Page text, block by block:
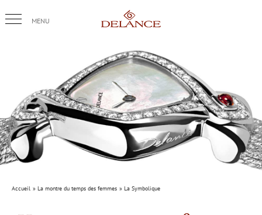
au
Accueil La montre du temps des femmes La Symbolique